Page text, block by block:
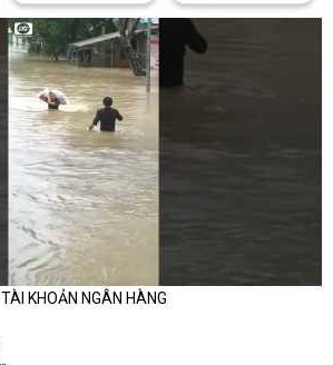
TÀI KHOẢN NGÂN HÀNG